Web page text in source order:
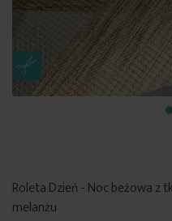
Roleta Dzień - Noc beżowa z
melanżu